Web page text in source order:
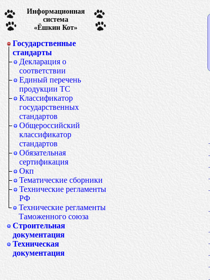
Информационная
система
«Ёшкин Кот»
Государственные
стандарты
Декларация о
соответствии
Единый перечень
продукции ТС
Классификатор
государственных
стандартов
Общероссийский
классификатор
стандартов
Обязательная
сертификация
Окп
Тематические сборники
Технические регламенты
РФ
Технические регламенты
Таможенного союза
Строительная
документация
Техническая
документация